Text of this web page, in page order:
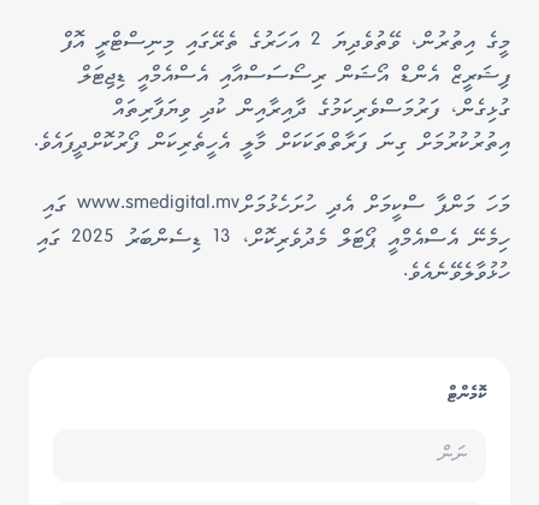
މީގެ އިތުރުން، ވޭތުވެދިޔަ 2 އަހަރުގެ ތެރޭގައި މިނިސްޓްރީ އޮފް
ފިޝަރީޒް އެންޑް އޯޝަން ރިސޯސަސްއާއި އެސްއެމްއީ ޑިޖިޓަލް
ގުޅިގެން، ފަރުމަސްވެރިކަމުގެ ދާއިރާއިން ކުދި ވިޔަފާރިތައް
އިތުރުކުރުމަށް ގިނަ ފަރާތްތަކަކަށް މާލީ އެހީތެރިކަން ފޯރުކޮށްދީފައެވެ.
މަހަ މަންފާ ސްކީމަށް އެދި ހުށަހެޅުމަށްwww.smedigital.mv ގައި
ހިމެނޭ އެސްއެމްއީ ޕޯޓަލް މެދުވެރިކޮށް، 13 ޑިސެންބަރު 2025 ގައި
ހުޅުވާލެވޭނެއެވެ.
ކޮމެންޓް